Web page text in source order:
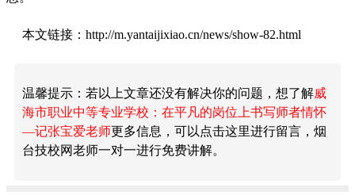
本文链接：http://m.yantaijixiao.cn/news/show-82.html
温馨提示：若以上文章还没有解决你的问题，想了解威
海市职业中等专业学校：在平凡的岗位上书写师者情怀
—记张宝爱老师更多信息，可以点击这里进行留言，烟
台技校网老师一对一进行免费讲解。